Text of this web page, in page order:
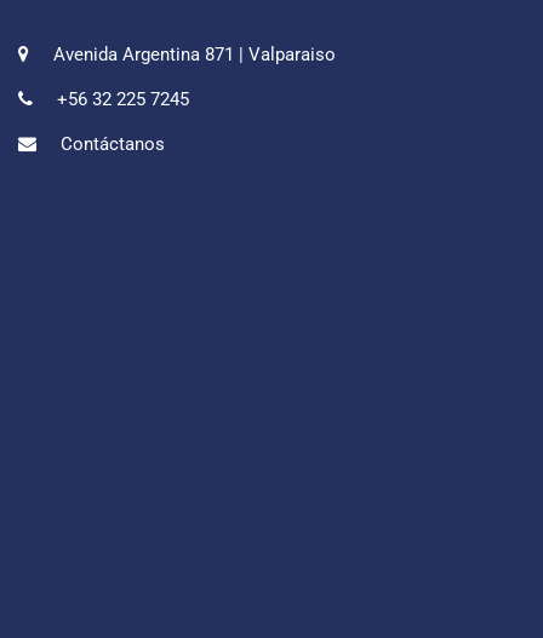
Avenida Argentina 871 | Valparaiso
+56 32 225 7245
Contáctanos